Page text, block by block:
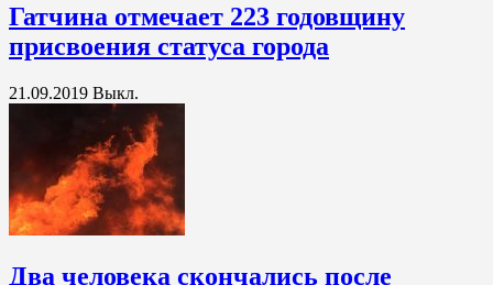
Гатчина отмечает 223 годовщину
присвоения статуса города
21.09.2019 Выкл.
Два человека скончались после